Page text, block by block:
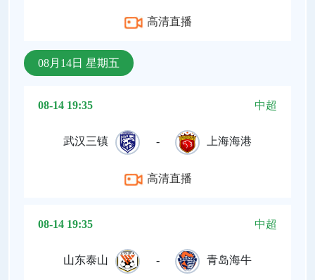
高清直播
08月14日 星期五
08-14 19:35 中超
武汉三镇 - 上海海港
高清直播
08-14 19:35 中超
山东泰山 - 青岛海牛